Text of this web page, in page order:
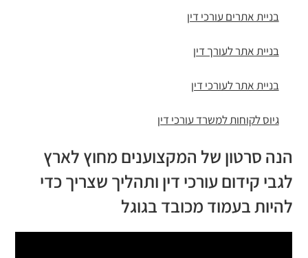
בניית אתרים עורכי דין
בניית אתר לעורך דין
בניית אתר לעורכי דין
גיוס לקוחות למשרד עורכי דין
הנה סרטון של המקצוענים מחוץ לארץ
לגבי קידום עורכי דין ותהליך שצריך כדי
להיות בעמוד מכובד בגוגל